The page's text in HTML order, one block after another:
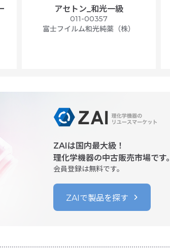
アセトン_和光一級
011-00357
富士フイルム和光純薬（株）
ZAIは国内最大級！
理化学機器の中古販売市場です。
会員登録は無料です。
ZAIで製品を探す